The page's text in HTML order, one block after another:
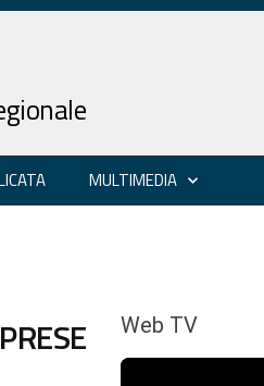
MULTIMEDIA
Web TV